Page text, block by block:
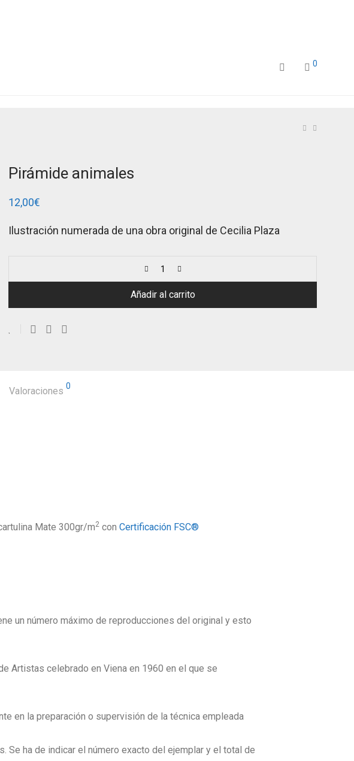
0
Pirámide animales
12,00€
Ilustración numerada de una obra original de Cecilia Plaza
Añadir al carrito
Valoraciones 0
Mate 300gr/m2 con Certificación FSC®
un número máximo de reproducciones del original y esto
Artistas celebrado en Viena en 1960 en el que se
en la preparación o supervisión de la técnica empleada
ha de indicar el número exacto del ejemplar y el total de